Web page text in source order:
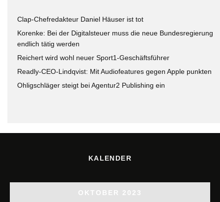
Clap-Chefredakteur Daniel Häuser ist tot
Korenke: Bei der Digitalsteuer muss die neue Bundesregierung
endlich tätig werden
Reichert wird wohl neuer Sport1-Geschäftsführer
Readly-CEO-Lindqvist: Mit Audiofeatures gegen Apple punkten
Ohligschläger steigt bei Agentur2 Publishing ein
KALENDER
OKTOBER 2023